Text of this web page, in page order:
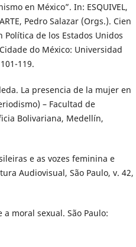
en México”. In: ESQUIVEL,
Pedro Salazar (Orgs.). Cien
de los Estados Unidos
do México: Universidad
119.
La presencia de la mujer en
– Facultad de
Bolivariana, Medellín,
e as vozes feminina e
Audiovisual, São Paulo, v. 42,
a moral sexual. São Paulo: